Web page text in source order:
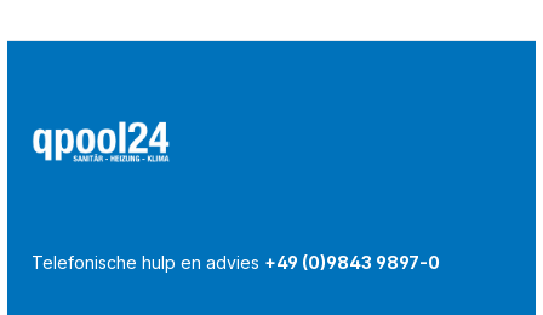
Telefonische hulp en advies +49 (0)9843 9897-0